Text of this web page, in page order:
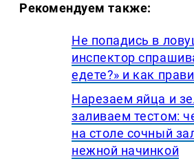
Рекомендуем также:
Не попадись в
инспектор
едете?» и как
Нарезаем яйца и
заливаем тестом:
на столе сочный
нежной начинкой